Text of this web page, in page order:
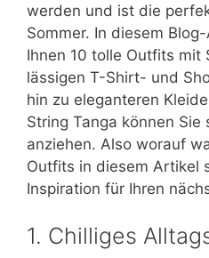
werden und ist die
Sommer. In diesem
Ihnen 10 tolle Outfits mit
lässigen T-Shirt- und
hin zu eleganteren
String Tanga können Sie
anziehen. Also worauf
Outfits in diesem Artikel
Inspiration für Ihren
1. Chilliges